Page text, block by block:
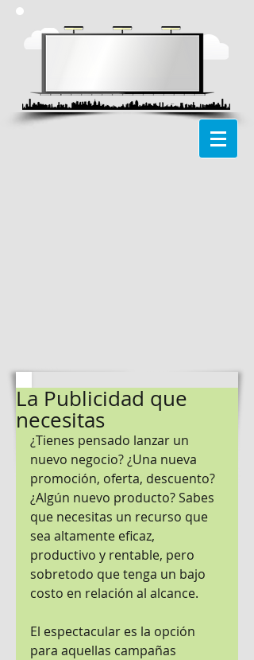
La Publicidad que
necesitas
¿Tienes pensado lanzar un
nuevo negocio? ¿Una nueva
promoción, oferta, descuento?
¿Algún nuevo producto? Sabes
que necesitas un recurso que
sea altamente eficaz,
productivo y rentable, pero
sobretodo que tenga un bajo
costo en relación al alcance.
El espectacular es la opción
para aquellas campañas